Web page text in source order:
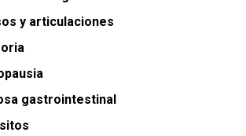
y articulaciones
gastrointestinal